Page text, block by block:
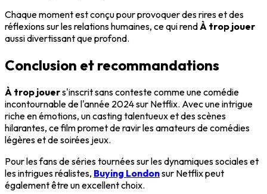
Chaque moment est conçu pour provoquer des rires et des
réflexions sur les relations humaines, ce qui rendÀ trop jouer
aussi divertissant que profond.
Conclusion et recommandations
À trop jouers'inscrit sans conteste comme une comédie
incontournable de l'année 2024 sur Netflix. Avec une intrigue
riche en émotions, un casting talentueux et des scènes
hilarantes, ce film promet de ravir les amateurs de comédies
légères et de soirées jeux.
Pour les fans de séries tournées sur les dynamiques sociales et
les intrigues réalistes, Buying Londonsur Netflix peut
également être un excellent choix.